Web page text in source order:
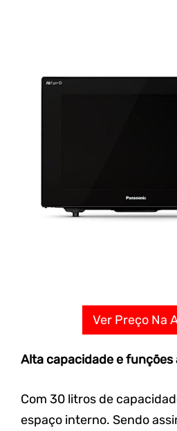
Ver Preço Na
Alta capacidade e funções
Com 30 litros de
espaço interno. Sendo